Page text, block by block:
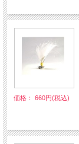
価格： 660円(税込)